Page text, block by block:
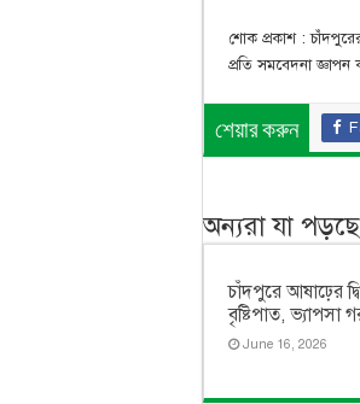
শোক প্রকাশ :
প্রতি সমবেদনা জ্ঞাপন
শেয়ার করুন
অন্যরা যা পড়ছে
চাঁদপুরে আষাঢ়ের
বৃষ্টিপাত, ভ্যাপসা
June 16, 2026